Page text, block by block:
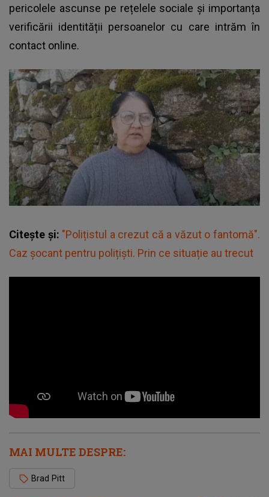
pericolele ascunse pe rețelele sociale și importanța
verificării identității persoanelor cu care intrăm în
contact online.
Citește și: "Polițistul a crezut că a văzut o fantomă".
Caz șocant pentru polițiști. Prin ce situație au trecut
MAI MULTE DESPRE:
Brad Pitt